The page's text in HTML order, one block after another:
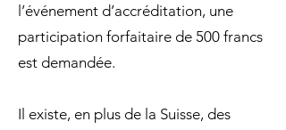
l’événement d’accréditation, une
participation forfaitaire de 500 francs
est demandée.
Il existe, en plus de la Suisse, des